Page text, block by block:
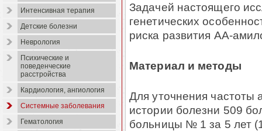
Интенсивная терапия
Детские болезни
Неврология
Психические и
поведенческие
расстройства
Кардиология, ангиология
Системные заболевания
Гематология
Задачей настоящего
генетических
риска развития АА-
Материал и методы
Для уточнения
истории болезни 509
больницы № 1 за 5 лет